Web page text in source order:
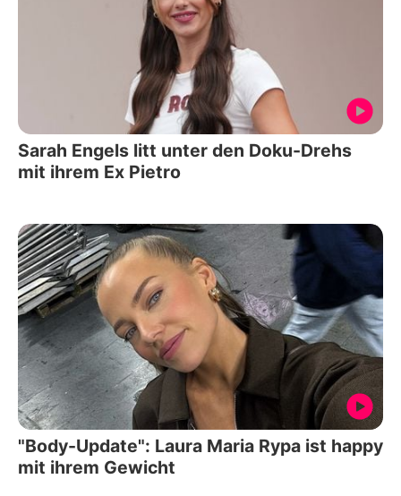
Sarah Engels litt unter den Doku-Drehs
mit ihrem Ex Pietro
"Body-Update": Laura Maria Rypa ist happy
mit ihrem Gewicht